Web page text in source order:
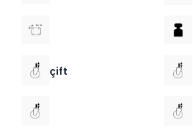
çift